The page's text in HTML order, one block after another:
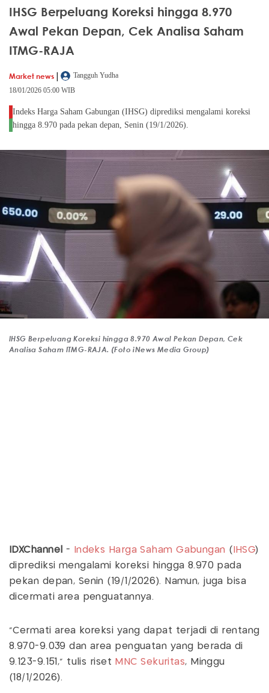
IHSG Berpeluang Koreksi hingga 8.970
Awal Pekan Depan, Cek Analisa Saham
ITMG-RAJA
Market news |
Tangguh Yudha
18/01/2026 05:00 WIB
Indeks Harga Saham Gabungan (IHSG) diprediksi mengalami koreksi
hingga 8.970 pada pekan depan, Senin (19/1/2026).
IHSG Berpeluang Koreksi hingga 8.970 Awal Pekan Depan, Cek
Analisa Saham ITMG-RAJA. (Foto iNews Media Group)
IDXChannel - Indeks Harga Saham Gabungan ( IHSG)
diprediksi mengalami koreksi hingga 8.970 pada
pekan depan, Senin (19/1/2026). Namun, juga bisa
dicermati area penguatannya.
"Cermati area koreksi yang dapat terjadi di rentang
8.970-9.039 dan area penguatan yang berada di
9.123-9.151," tulis riset MNC Sekuritas, Minggu
(18/1/2026).